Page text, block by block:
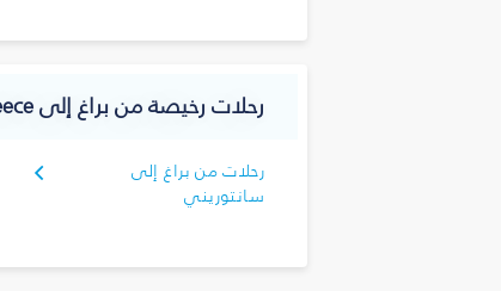
رحلات رخيصة من براغ إلى Greece
رحلات من براغ إلى
سانتوريني